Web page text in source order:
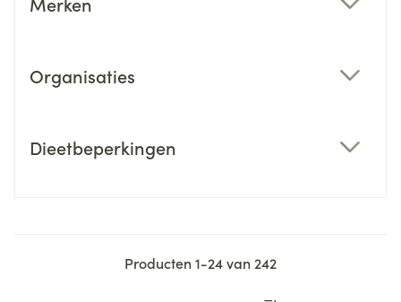
Organisaties
Dieetbeperkingen
Producten1-24van 242